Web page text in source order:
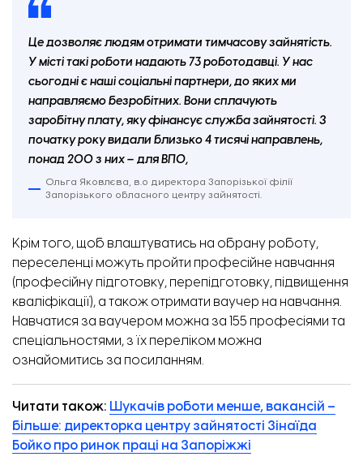
Це дозволяє людям отримати тимчасову зайнятість.
У місті такі роботи надають 73 роботодавці. У нас
сьогодні є наші соціальні партнери, до яких ми
направляємо безробітних. Вони сплачують
заробітну плату, яку фінансує служба зайнятості. З
початку року видали близько 4 тисячі направлень,
понад 200 з них – для ВПО,
Ольга Яковлєва, в.о директора Запорізької філії
Запорізького обласного центру зайнятості.
Крім того, щоб влаштуватись на обрану роботу,
переселенці можуть пройти професійне навчання
(професійну підготовку, перепідготовку, підвищення
кваліфікації), а також отримати ваучер на навчання.
Навчатися за ваучером можна за 155 професіями та
спеціальностями, з їх переліком можна
ознайомитись за посиланням.
Читати також: Шукачів роботи менше, вакансій –
більше: директорка центру зайнятості Зінаїда
Бойко про ринок праці на Запоріжжі